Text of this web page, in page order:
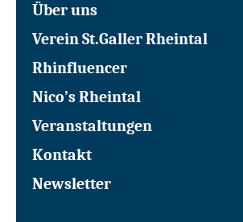
Über uns
Verein St.Galler Rheintal
Rhinfluencer
Nico’s Rheintal
Veranstaltungen
Kontakt
Newsletter